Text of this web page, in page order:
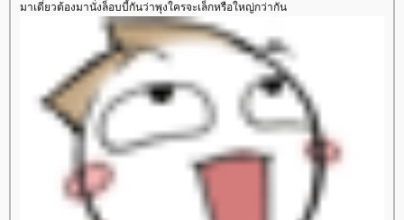
มาเดี๋ยวต้องมานั่งล็อบบี้กันว่าพุงใครจะเล็กหรือใหญ่กว่ากัน